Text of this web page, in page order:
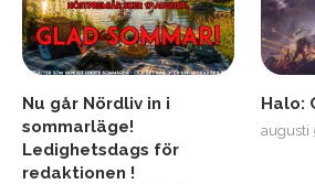
Nu går Nördliv in i
sommarläge!
Ledighetsdags för
redaktionen !
Halo:
augusti